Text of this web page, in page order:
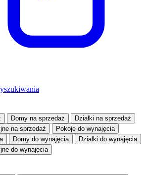
Domy na sprzedaż Działki na sprzedaż
na sprzedaż Pokoje do wynajęcia
Domy do wynajęcia Działki do wynajęcia
do wynajęcia